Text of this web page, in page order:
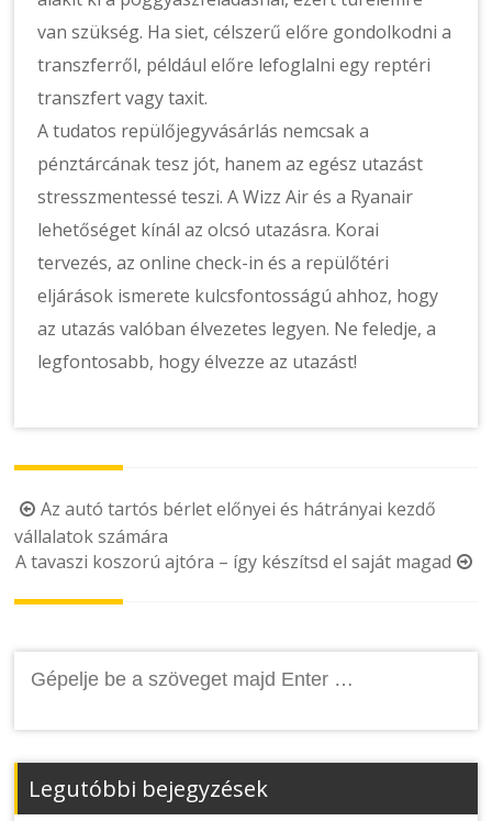
van szükség. Ha siet, célszerű előre gondolkodni a
transzferről, például előre lefoglalni egy reptéri
transzfert vagy taxit.
A tudatos repülőjegyvásárlás nemcsak a
pénztárcának tesz jót, hanem az egész utazást
stresszmentessé teszi. A Wizz Air és a Ryanair
lehetőséget kínál az olcsó utazásra. Korai
tervezés, az online check-in és a repülőtéri
eljárások ismerete kulcsfontosságú ahhoz, hogy
az utazás valóban élvezetes legyen. Ne feledje, a
legfontosabb, hogy élvezze az utazást!
Post
navigation
Az autó tartós bérlet előnyei és hátrányai kezdő
vállalatok számára
A tavaszi koszorú ajtóra – így készítsd el saját magad
Legutóbbi bejegyzések